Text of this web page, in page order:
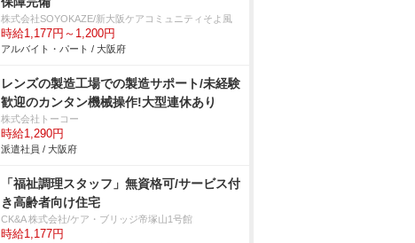
株式会社SOYOKAZE/新大阪ケアコミュニティそよ風
時給1,177円～1,200円
アルバイト・パート / 大阪府
レンズの製造工場での製造サポート/未経験
歓迎のカンタン機械操作!大型連休あり
株式会社トーコー
時給1,290円
派遣社員 / 大阪府
「福祉調理スタッフ」無資格可/サービス付
き高齢者向け住宅
CK&A 株式会社/ケア・ブリッジ帝塚山1号館
時給1,177円